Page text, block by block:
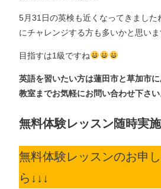
5月31日の英検も近くなってきました
にチャレンジする方も多いかと思いま
目指すは1級ですね
英語を習いたい方は蓮田市と草加市
教室までお気軽にお問い合わせ下さい
無料体験レッスン随時実施
無料体験レッスンのお申
ら↓↓↓